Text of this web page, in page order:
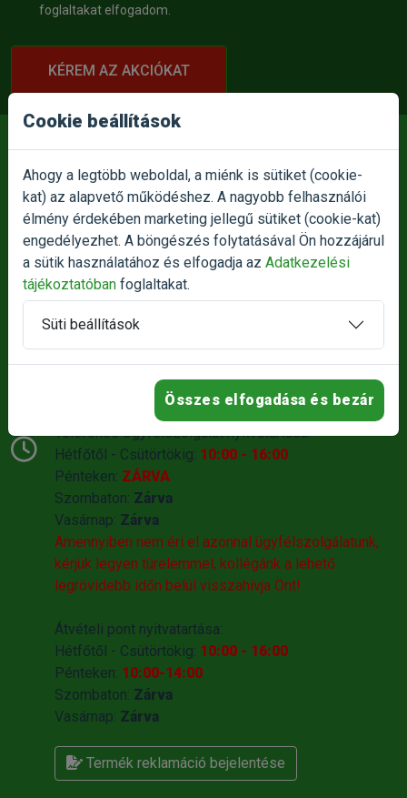
foglaltakat elfogadom.
KÉREM AZ AKCIÓKAT
E-MAIL:
info@petnet.hu
TELEFON:
+36709326336
+36709326333
SZEMÉLYES ÁTVÉTEL:
1186 Budapest, Besence utca 1.
Telefonos Ügyfélszolgálat nyitvatartása:
Hétfőtől - Csütörtökig: 10:00 - 16:00
Pénteken: ZÁRVA
Szombaton: Zárva
Vasárnap: Zárva
Amennyiben nem éri el azonnal ügyfélszolgálatunk,
kérjük legyen türelemmel, kollégánk a lehető
legrövidebb időn belül visszahivja Önt!
Átvételi pont nyitvatartása:
Hétfőtől - Csütörtökig: 10:00 - 16:00
Pénteken: 10:00-14:00
Szombaton: Zárva
Vasárnap: Zárva
Termék reklamáció bejelentése
Cookie beállítások
Ahogy a legtöbb weboldal, a miénk is sütiket (cookie-
kat) az alapvető működéshez. A nagyobb felhasználói
élmény érdekében marketing jellegű sütiket (cookie-kat)
engedélyezhet. A böngészés folytatásával Ön hozzájárul
a sütik használatához és elfogadja az Adatkezelési
tájékoztatóban foglaltakat.
Süti beállítások
Összes elfogadása és bezár